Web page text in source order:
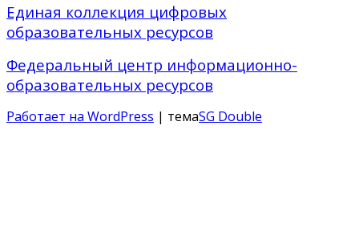
Единая коллекция цифровых
образовательных ресурсов
Федеральный центр информационно-
образовательных ресурсов
Работает на WordPress | темаSG Double